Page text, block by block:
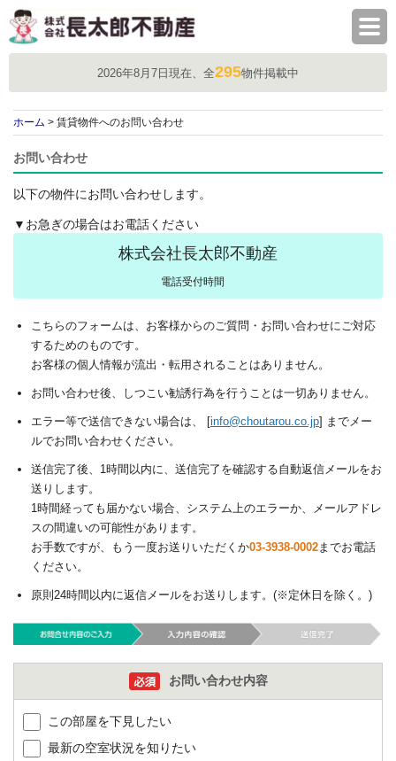
2026年8月7日現在、全295物件掲載中
ホーム > 賃貸物件へのお問い合わせ
お問い合わせ
以下の物件にお問い合わせします。
▼お急ぎの場合はお電話ください
株式会社長太郎不動産
電話受付時間
こちらのフォームは、お客様からのご質問・お問い合わせにご対応
するためのものです。
お客様の個人情報が流出・転用されることはありません。
お問い合わせ後、しつこい勧誘行為を行うことは一切ありません。
エラー等で送信できない場合は、 [info@choutarou.co.jp] までメー
ルでお問い合わせください。
送信完了後、1時間以内に、送信完了を確認する自動返信メールをお
送りします。
1時間経っても届かない場合、システム上のエラーか、メールアドレ
スの間違いの可能性があります。
お手数ですが、もう一度お送りいただくか03-3938-0002までお電話
ください。
原則24時間以内に返信メールをお送りします。(※定休日を除く。)
お問い合わせ内容
この部屋を下見したい
最新の空室状況を知りたい